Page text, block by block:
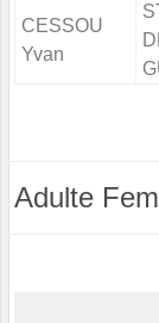
CESSOU
Yvan
Adulte